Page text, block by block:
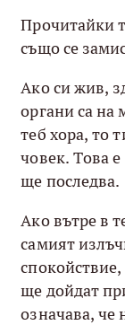
Прочитайки
също се
Ако си жив,
органи са на
теб хора, то
човек. Това
ще последва.
Ако вътре в
самият
ще дойдат
означава,